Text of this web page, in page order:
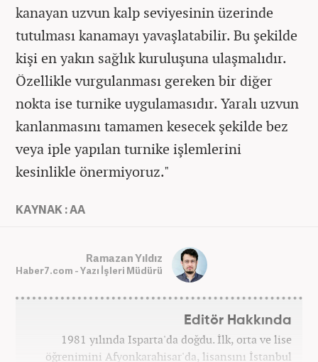
kanayan uzvun kalp seviyesinin üzerinde
tutulması kanamayı yavaşlatabilir. Bu şekilde
kişi en yakın sağlık kuruluşuna ulaşmalıdır.
Özellikle vurgulanması gereken bir diğer
nokta ise turnike uygulamasıdır. Yaralı uzvun
kanlanmasını tamamen kesecek şekilde bez
veya iple yapılan turnike işlemlerini
kesinlikle önermiyoruz."
KAYNAK : AA
Ramazan Yıldız
Haber7.com - Yazı İşleri Müdürü
Editör Hakkında
1981 yılında Isparta'da doğdu. İlk, orta ve lise
öğrenimini Afyonkarahisar'da, lisansını İstanbul